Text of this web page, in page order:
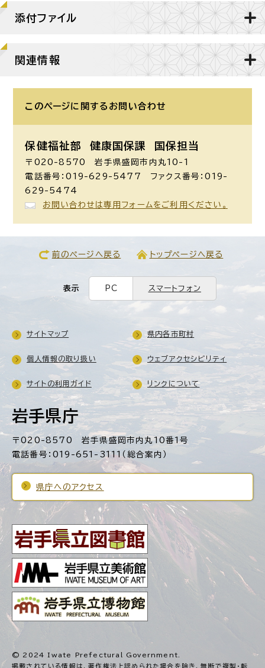
添付ファイル
関連情報
このページに関する お問い合わせ
保健福祉部 健康国保課 国保担当
〒020-8570 岩手県盛岡市内丸10-1
電話番号：019-629-5477 ファクス番号：019-
629-5474
お問い合わせは専用フォームをご利用ください。
前のページへ戻る トップページへ戻る
表示 PC スマートフォン
岩手県庁
〒020-8570 岩手県盛岡市内丸10番1号
電話番号：019-651-3111（総合案内）
県庁へのアクセス
サイトマップ 県内各市町村
個人情報の取り扱い ウェブアクセシビリティ
サイトの利用ガイド リンクについて
© 2024 Iwate Prefectural Government.
掲載されている情報は、著作権法上認められた場合を除き、無断で複製・転